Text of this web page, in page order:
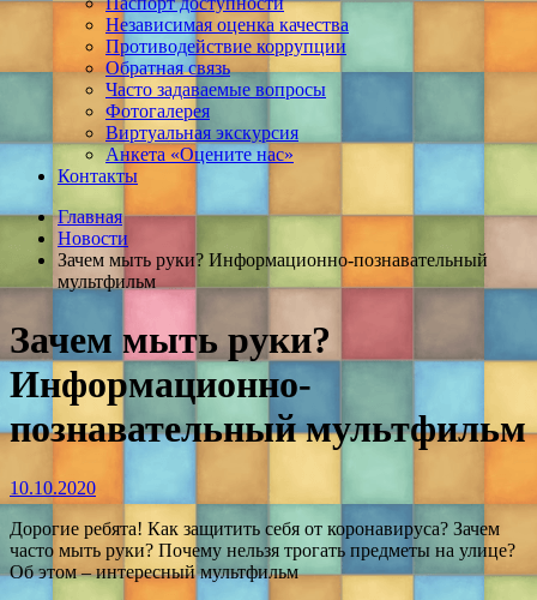
Независимая оценка качества
Противодействие коррупции
Обратная связь
Часто задаваемые вопросы
Фотогалерея
Виртуальная экскурсия
Анкета «Оцените нас»
Контакты
Главная
Новости
Зачем мыть руки? Информационно-познавательный
мультфильм
Зачем мыть руки?
Информационно-
познавательный мультфильм
10.10.2020
Дорогие ребята! Как защитить себя от коронавируса? Зачем
часто мыть руки? Почему нельзя трогать предметы на улице?
Об этом – интересный мультфильм